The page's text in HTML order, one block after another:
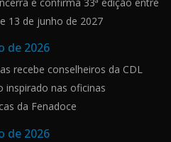
13 de junho de 2027
de 2026
recebe conselheiros da CDL
inspirado nas oficinas
da Fenadoce
de 2026